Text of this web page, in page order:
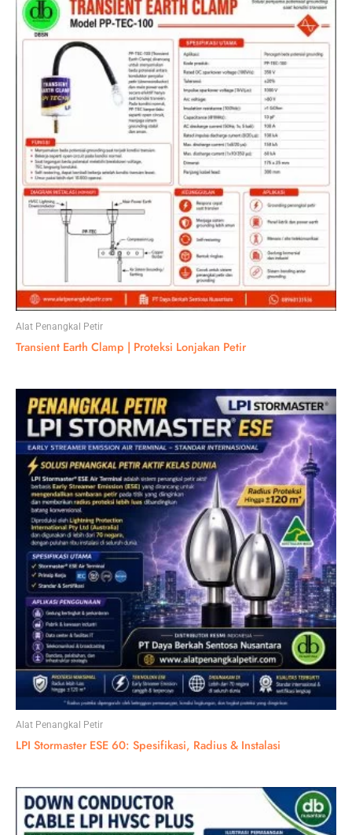
Alat Penangkal Petir
Transient Earth Clamp | Proteksi Lonjakan Petir
Alat Penangkal Petir
LPI Stormaster ESE 60: Spesifikasi, Radius & Instalasi